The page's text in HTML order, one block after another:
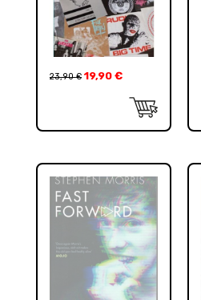
23,90€ 19,90 €